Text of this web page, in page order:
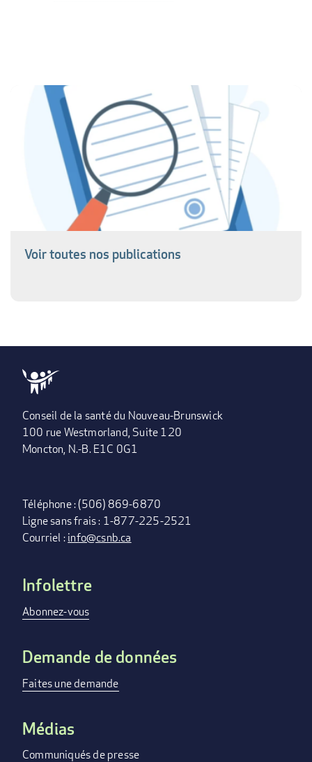
Voir toutes nos publications
Conseil de la santé du Nouveau-Brunswick
100 rue Westmorland, Suite 120
Moncton, N.-B. E1C 0G1
Téléphone : (506) 869-6870
Ligne sans frais : 1-877-225-2521
Courriel :info@csnb.ca
FOOTER
MENU
Infolettre
Abonnez-vous
Demande de données
Faites une demande
Médias
Communiqués de presse